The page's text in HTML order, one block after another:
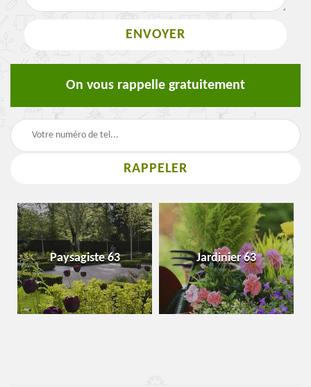
On vous rappelle gratuitement
Paysagiste 63 Jardinier 63